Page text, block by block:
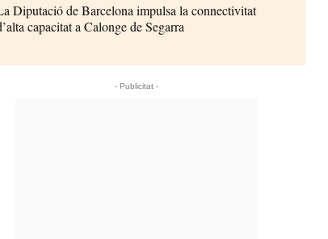
Diputació de Barcelona impulsa la connectivitat
capacitat a Calonge de Segarra
- Publicitat -